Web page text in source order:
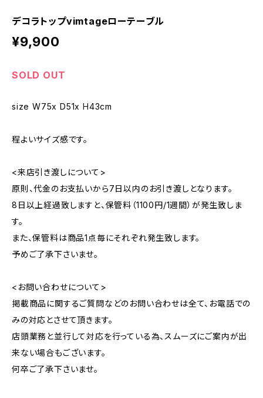
デコラトップvimtageローテーブル
¥9,900
SOLD OUT
size W75x D51x H43cm
程よいサイズ感です。
<来店引き渡しについて>
原則、代金のお支払いから7日以内のお引き渡しとなります。
8日以上経過致しますと、保管料（1100円/1週間）が発生致しま
す。
また、保管料は商品1点毎にそれぞれ発生致します。
予めご了承下さいませ。
<お問い合わせについて>
掲載商品に関するご質問などのお問い合わせは全て、お電話での
みの対応とさせて頂きます。
店頭業務と並行して対応を行っている為、スムーズにご案内が出
来ない場合もございます。
何卒ご了承下さいませ。